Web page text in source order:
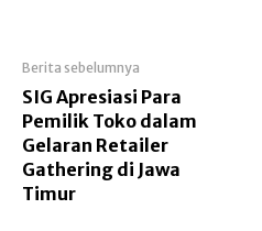
Berita sebelumnya
SIG Apresiasi Para
Pemilik Toko dalam
Gelaran Retailer
Gathering di Jawa
Timur